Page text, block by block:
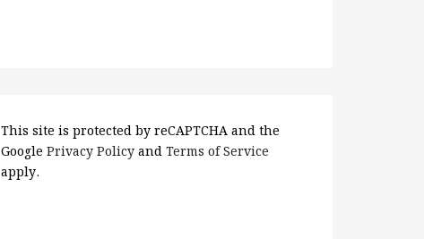
This site is protected by reCAPTCHA and the
Google Privacy PolicyandTerms of Service
apply.